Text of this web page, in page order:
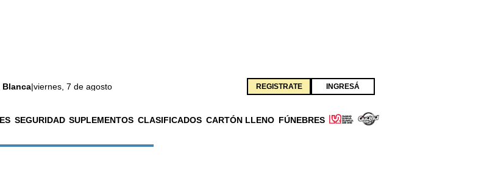
Blanca|viernes, 7 de agosto REGISTRATE INGRESÁ
SEGURIDAD SUPLEMENTOS CLASIFICADOS CARTÓN LLENO FÚNEBRES